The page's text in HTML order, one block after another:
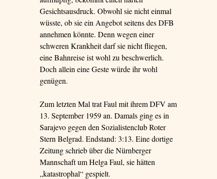
Gesichtsausdruck. Obwohl sie nicht einmal
wüsste, ob sie ein Angebot seitens des DFB
annehmen könnte. Denn wegen einer
schweren Krankheit darf sie nicht fliegen,
eine Bahnreise ist wohl zu beschwerlich.
Doch allein eine Geste würde ihr wohl
genügen.
Zum letzten Mal trat Faul mit ihrem DFV am
13. September 1959 an. Damals ging es in
Sarajevo gegen den Sozialistenclub Roter
Stern Belgrad. Endstand: 3:13. Eine dortige
Zeitung schrieb über die Nürnberger
Mannschaft um Helga Faul, sie hätten
„katastrophal“ gespielt.